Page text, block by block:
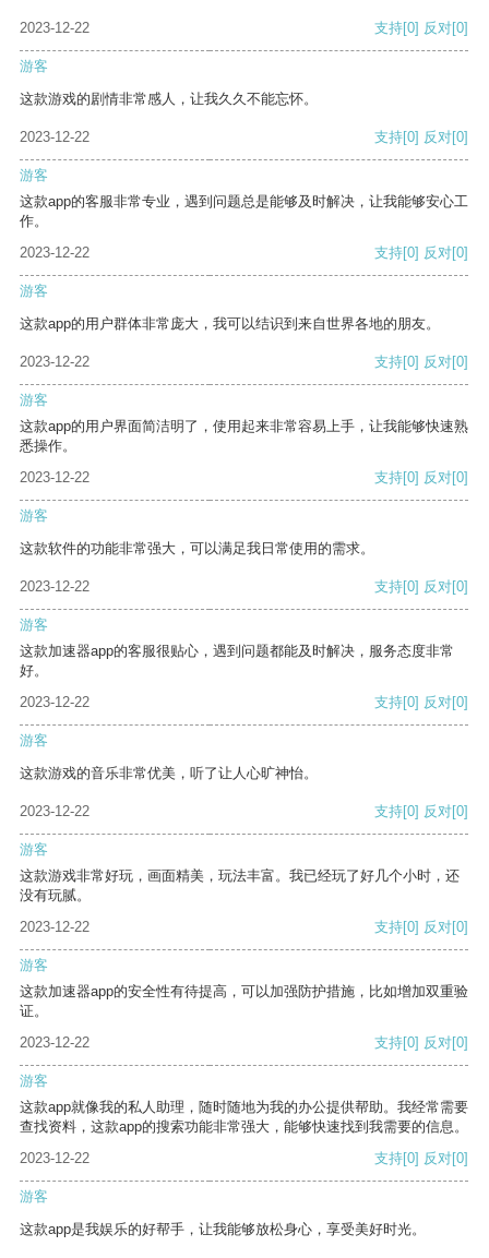
2023-12-22 支持[0] 反对[0]
游客
这款游戏的剧情非常感人，让我久久不能忘怀。
2023-12-22 支持[0] 反对[0]
游客
这款app的客服非常专业，遇到问题总是能够及时解决，让我能够安心工
作。
2023-12-22
支持[0] 反对[0]
游客
这款app的用户群体非常庞大，我可以结识到来自世界各地的朋友。
2023-12-22 支持[0] 反对[0]
游客
这款app的用户界面简洁明了，使用起来非常容易上手，让我能够快速熟
悉操作。
2023-12-22
支持[0] 反对[0]
游客
这款软件的功能非常强大，可以满足我日常使用的需求。
2023-12-22 支持[0] 反对[0]
游客
这款加速器app的客服很贴心，遇到问题都能及时解决，服务态度非常
好。
2023-12-22
支持[0] 反对[0]
游客
这款游戏的音乐非常优美，听了让人心旷神怡。
2023-12-22 支持[0] 反对[0]
游客
这款游戏非常好玩，画面精美，玩法丰富。我已经玩了好几个小时，还
没有玩腻。
2023-12-22
支持[0] 反对[0]
游客
这款加速器app的安全性有待提高，可以加强防护措施，比如增加双重验
证。
2023-12-22
支持[0] 反对[0]
游客
这款app就像我的私人助理，随时随地为我的办公提供帮助。我经常需要
查找资料，这款app的搜索功能非常强大，能够快速找到我需要的信息。
2023-12-22
支持[0] 反对[0]
游客
这款app是我娱乐的好帮手，让我能够放松身心，享受美好时光。